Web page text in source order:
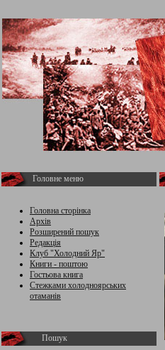
Головне меню
Головна сторінка
Архів
Розширений пошук
Редакція
Клуб "Холодний Яр"
Книги - поштою
Гостьова книга
Стежками холодноярських
отаманів
Пошук